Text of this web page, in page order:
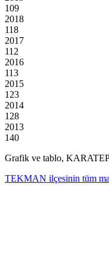
109
2018
118
2017
112
2016
113
2015
123
2014
128
2013
140
Grafik ve tablo,
TEKMAN ilçesinin tüm